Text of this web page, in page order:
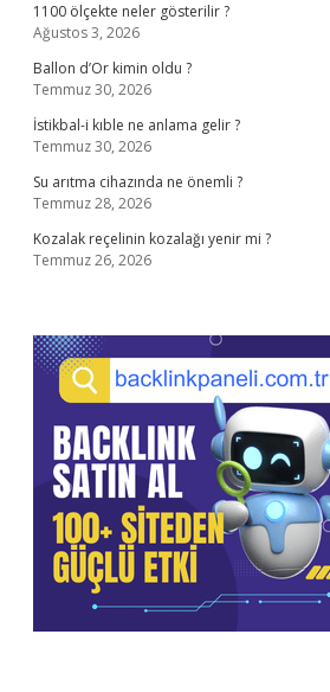
1100 ölçekte neler gösterilir ?
Ağustos 3, 2026
Ballon d’Or kimin oldu ?
Temmuz 30, 2026
İstikbal-i kıble ne anlama gelir ?
Temmuz 30, 2026
Su arıtma cihazında ne önemli ?
Temmuz 28, 2026
Kozalak reçelinin kozalağı yenir mi ?
Temmuz 26, 2026